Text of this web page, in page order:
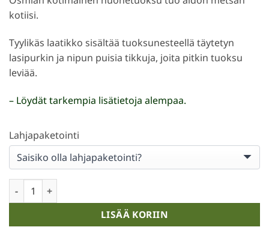
kotiisi.
Tyylikäs laatikko sisältää tuoksunesteellä täytetyn
lasipurkin ja nipun puisia tikkuja, joita pitkin tuoksu
leviää.
– Löydät tarkempia lisätietoja alempaa.
Lahjapaketointi
Huonetuoksu Koivikko määrä
LISÄÄ KORIIN